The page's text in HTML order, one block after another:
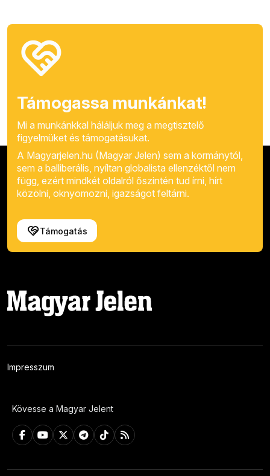
Támogassa munkánkat!
Mi a munkánkkal háláljuk meg a megtisztelő
figyelmüket és támogatásukat.
A Magyarjelen.hu (Magyar Jelen) sem a kormánytól,
sem a balliberális, nyíltan globalista ellenzéktől nem
függ, ezért mindkét oldalról őszintén tud írni, hírt
közölni, oknyomozni, igazságot feltárni.
Támogatás
Impresszum
Kövesse a Magyar Jelent